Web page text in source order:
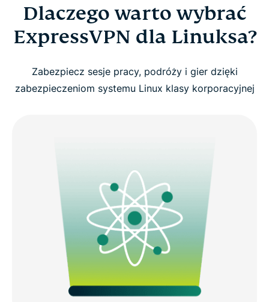
Dlaczego warto wybrać
ExpressVPN dla Linuksa?
Zabezpiecz sesje pracy, podróży i gier dzięki
zabezpieczeniom systemu Linux klasy korporacyjnej